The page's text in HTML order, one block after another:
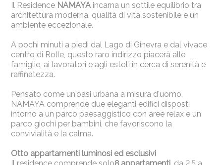
Il Residence NAMAYAincarna un sottile equilibrio tra
architettura moderna, qualità di vita sostenibile e un
ambiente eccezionale.
A pochi minuti a piedi dal Lago di Ginevra e dal vivace
centro di Rolle, questo raro indirizzo piacerà alle
famiglie, ai lavoratori e agli esteti in cerca di serenità e
raffinatezza.
Pensato come un'oasi urbana a misura d'uomo,
NAMAYA comprende due eleganti edifici disposti
intorno a un parco paesaggistico con aree relax e un
parco giochi per bambini, che favoriscono la
convivialità e la calma.
Otto appartamenti luminosi ed esclusivi